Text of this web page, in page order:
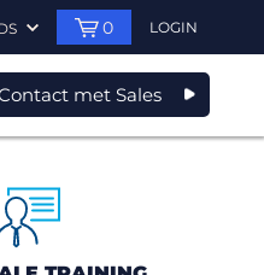
0 LOGIN
met Sales